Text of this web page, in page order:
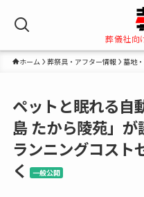
葬儀社向
ホーム 葬祭具・アフター情報 墓地
ペットと眠れる自
島 たから陵苑」
ランニングコスト
く
一般公開